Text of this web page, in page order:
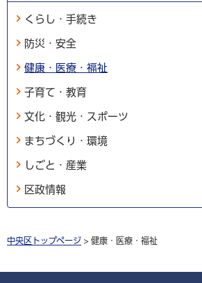
くらし・手続き
防災・安全
健康・医療・福祉
子育て・教育
文化・観光・スポーツ
まちづくり・環境
しごと・産業
区政情報
中央区トップページ > 健康・医療・福祉